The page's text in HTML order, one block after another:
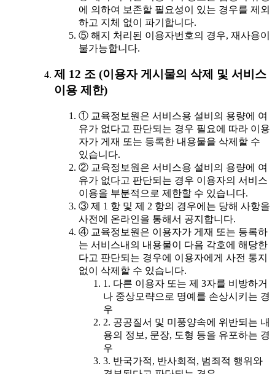
에 의하여 보존할 필요성이 있는 경우를 제외
하고 지체 없이 파기합니다.
⑤ 해지 처리된 이용자번호의 경우, 재사용이
불가능합니다.
제 12 조 (이용자 게시물의 삭제 및 서비스
이용 제한)
① 교육정보원은 서비스용 설비의 용량에 여
유가 없다고 판단되는 경우 필요에 따라 이용
자가 게재 또는 등록한 내용물을 삭제할 수
있습니다.
② 교육정보원은 서비스용 설비의 용량에 여
유가 없다고 판단되는 경우 이용자의 서비스
이용을 부분적으로 제한할 수 있습니다.
③ 제 1 항 및 제 2 항의 경우에는 당해 사항을
사전에 온라인을 통해서 공지합니다.
④ 교육정보원은 이용자가 게재 또는 등록하
는 서비스내의 내용물이 다음 각호에 해당한
다고 판단되는 경우에 이용자에게 사전 통지
없이 삭제할 수 있습니다.
1. 다른 이용자 또는 제 3자를 비방하거
나 중상모략으로 명예를 손상시키는 경
우
2. 공공질서 및 미풍양속에 위반되는 내
용의 정보, 문장, 도형 등을 유포하는 경
우
3. 반국가적, 반사회적, 범죄적 행위와